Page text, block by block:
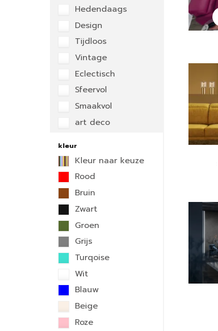
Hedendaags
Design
Tijdloos
Vintage
Eclectisch
Sfeervol
Smaakvol
art deco
kleur
Kleur naar keuze
Rood
Bruin
Zwart
Groen
Grijs
Turqoise
Wit
Blauw
Beige
Roze